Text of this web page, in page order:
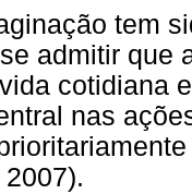
tem
admitir que
cotidiana
nas